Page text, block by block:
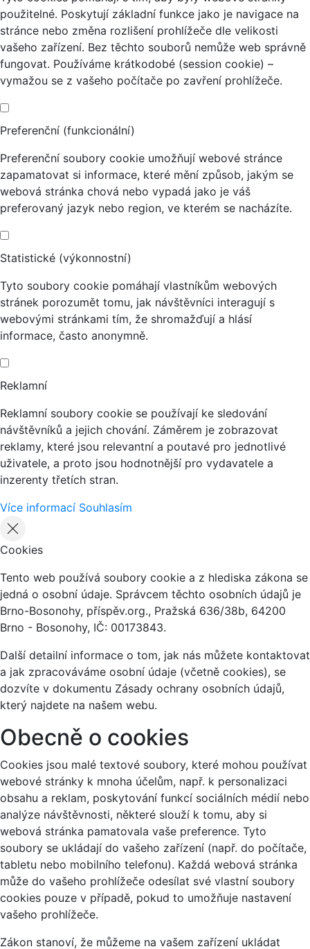
použitelné. Poskytují základní funkce jako je navigace na
stránce nebo změna rozlišení prohlížeče dle velikosti
vašeho zařízení. Bez těchto souborů nemůže web správně
fungovat. Používáme krátkodobé (session cookie) –
vymažou se z vašeho počítače po zavření prohlížeče.
Preferenční (funkcionální)
Preferenční soubory cookie umožňují webové stránce
zapamatovat si informace, které mění způsob, jakým se
webová stránka chová nebo vypadá jako je váš
preferovaný jazyk nebo region, ve kterém se nacházíte.
Statistické (výkonnostní)
Tyto soubory cookie pomáhají vlastníkům webových
stránek porozumět tomu, jak návštěvníci interagují s
webovými stránkami tím, že shromažďují a hlásí
informace, často anonymně.
Reklamní
Reklamní soubory cookie se používají ke sledování
návštěvníků a jejich chování. Záměrem je zobrazovat
reklamy, které jsou relevantní a poutavé pro jednotlivé
uživatele, a proto jsou hodnotnější pro vydavatele a
inzerenty třetích stran.
Více informací Souhlasím
Cookies
Tento web používá soubory cookie a z hlediska zákona se
jedná o osobní údaje. Správcem těchto osobních údajů je
Brno-Bosonohy, příspěv.org., Pražská 636/38b, 64200
Brno - Bosonohy, IČ: 00173843.
Další detailní informace o tom, jak nás můžete kontaktovat
a jak zpracováváme osobní údaje (včetně cookies), se
dozvíte v dokumentu Zásady ochrany osobních údajů,
který najdete na našem webu.
Obecně o cookies
Cookies jsou malé textové soubory, které mohou používat
webové stránky k mnoha účelům, např. k personalizaci
obsahu a reklam, poskytování funkcí sociálních médií nebo
analýze návštěvnosti, některé slouží k tomu, aby si
webová stránka pamatovala vaše preference. Tyto
soubory se ukládají do vašeho zařízení (např. do počítače,
tabletu nebo mobilního telefonu). Každá webová stránka
může do vašeho prohlížeče odesílat své vlastní soubory
cookies pouze v případě, pokud to umožňuje nastavení
vašeho prohlížeče.
Zákon stanoví, že můžeme na vašem zařízení ukládat